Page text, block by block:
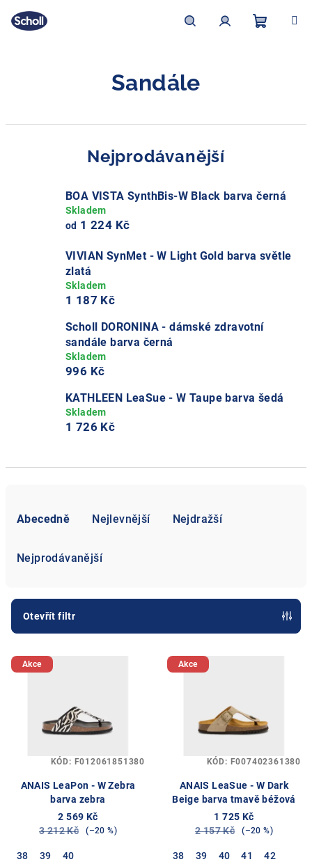
obsah
Sandále
Nejprodávanější
BOA VISTA SynthBis-W Black barva černá
od 1 224 Kč
VIVIAN SynMet - W Light Gold barva světle
zlatá
1 187 Kč
Scholl DORONINA - dámské zdravotní
sandále barva černá
996 Kč
KATHLEEN LeaSue - W Taupe barva šedá
1 726 Kč
r
o
d
Abecedně Nejlevnější Nejdražší
Nejprodávanější
Otevřít filtr
V
ý
Akce
ANAIS LeaPon - W Zebra
barva zebra
2 569 Kč
3 212 Kč
(–20 %)
38 39 40
KÓD: F012061851380
Akce
ANAIS LeaSue - W Dark
Beige barva tmavě béžová
1 725 Kč
2 157 Kč
(–20 %)
38 39 40 41 42
KÓD: F007402361380